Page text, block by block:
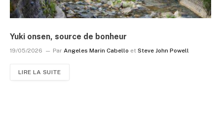
Yuki onsen, source de bonheur
19/05/2026 Par Angeles Marin Cabello et Steve John Powell
LIRE LA SUITE